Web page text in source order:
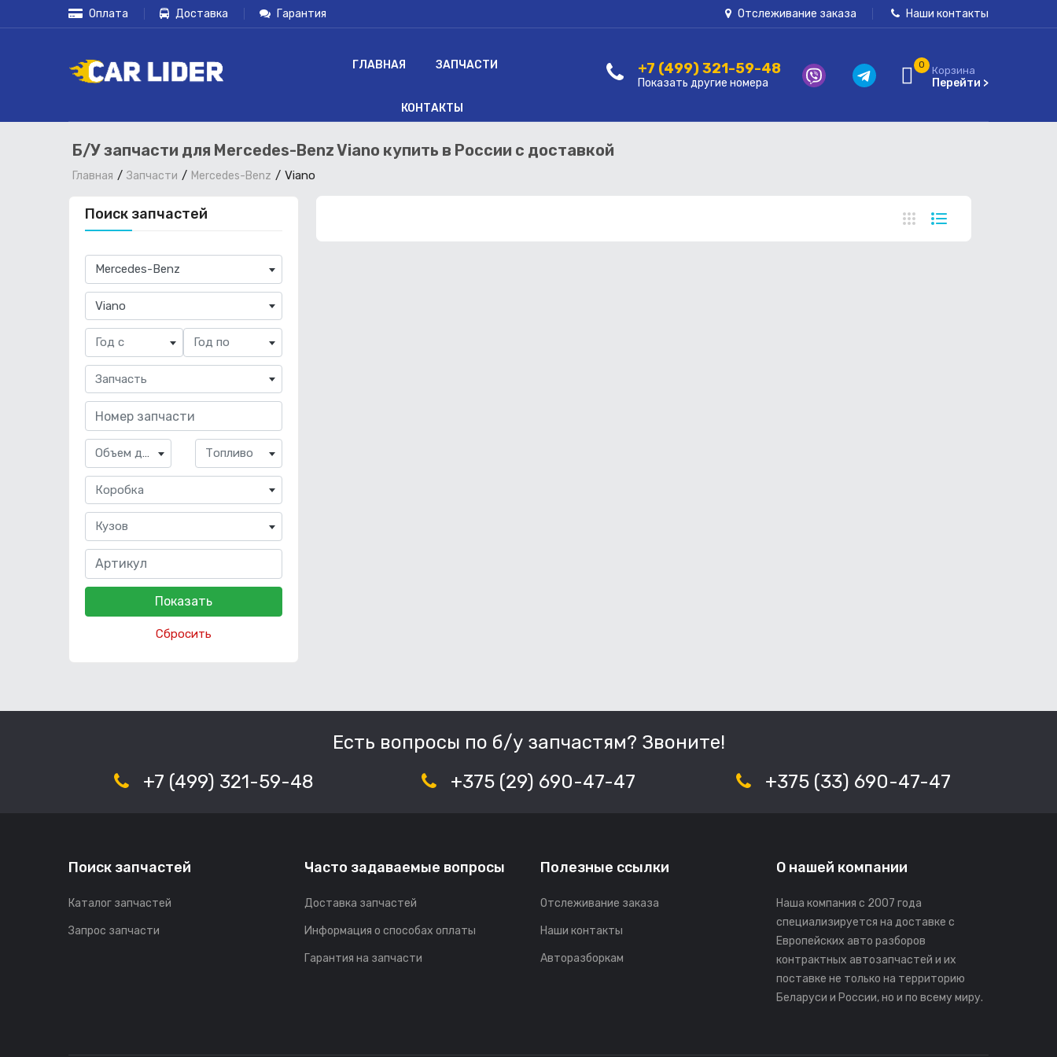
Оплата Доставка Гарантия Отслеживание заказа Наши контакты
ГЛАВНАЯ ЗАПЧАСТИ
КОНТАКТЫ
+7 (499) 321-59-48
Показать другие номера
0 Корзина
Перейти >
Б/У запчасти для Mercedes-Benz Viano купить в России с доставкой
Главная Запчасти Mercedes-Benz Viano
Поиск запчастей
×
Mercedes-Benz
×
Viano
Год с Год по
Запчасть
Объем двигателя Топливо
Коробка
Кузов
Сбросить
Есть вопросы по б/у запчастям? Звоните!
+7 (499) 321-59-48
+375 (29) 690-47-47 +375 (33) 690-47-47
Поиск запчастей
Каталог запчастей
Запрос запчасти
Часто задаваемые вопросы
Доставка запчастей
Информация о способах оплаты
Гарантия на запчасти
Полезные ссылки
Отслеживание заказа
Наши контакты
Авторазборкам
О нашей компании
Наша компания с 2007 года
специализируется на доставке с
Европейских авто разборов
контрактных автозапчастей и их
поставке не только на территорию
Беларуси и России, но и по всему миру.